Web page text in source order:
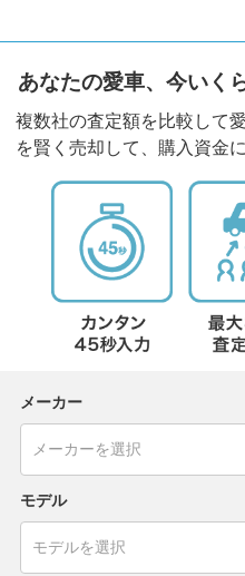
あなたの愛車、今いく
複数社の査定額を比較して
を賢く売却して、購入資金
メーカー
モデル